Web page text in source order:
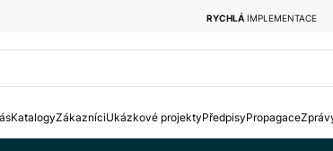
RYCHLÁIMPLEMENTACE
KatalogyZákazníciUkázkové projektyPředpisyPropagace